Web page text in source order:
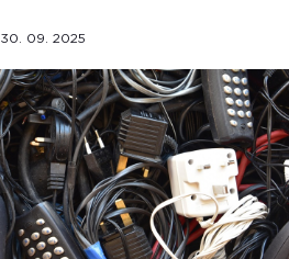
30. 09. 2025